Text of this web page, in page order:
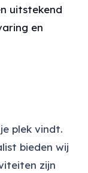
uitstekend
en
plek vindt.
bieden wij
zijn